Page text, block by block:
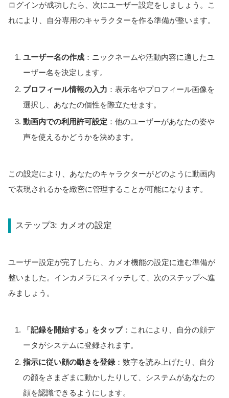
ログインが成功したら、次にユーザー設定をしましょう。こ
れにより、自分専用のキャラクターを作る準備が整います。
ユーザー名の作成 ：ニックネームや活動内容に適したユ
ーザー名を決定します。
プロフィール情報の入力 ：表示名やプロフィール画像を
選択し、あなたの個性を際立たせます。
動画内での利用許可設定 ：他のユーザーがあなたの姿や
声を使えるかどうかを決めます。
この設定により、あなたのキャラクターがどのように動画内
で表現されるかを緻密に管理することが可能になります。
ステップ3: カメオの設定
ユーザー設定が完了したら、カメオ機能の設定に進む準備が
整いました。インカメラにスイッチして、次のステップへ進
みましょう。
「記録を開始する」をタップ：これにより、自分の顔デ
ータがシステムに登録されます。
指示に従い顔の動きを登録：数字を読み上げたり、自分
の顔をさまざまに動かしたりして、システムがあなたの
顔を認識できるようにします。